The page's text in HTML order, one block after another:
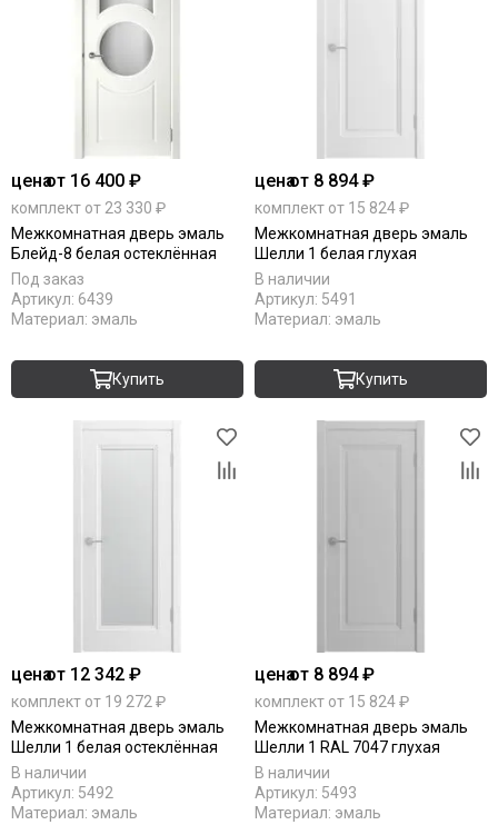
ценаот 16 400 ₽
комплект от 23 330 ₽
Межкомнатная дверь эмаль
Блейд-8 белая остеклённая
Под заказ
Артикул: 6439
Материал: эмаль
Купить
ценаот 8 894 ₽
комплект от 15 824 ₽
Межкомнатная дверь эмаль
Шелли 1 белая глухая
В наличии
Артикул: 5491
Материал: эмаль
Купить
ценаот 12 342 ₽
комплект от 19 272 ₽
Межкомнатная дверь эмаль
Шелли 1 белая остеклённая
В наличии
Артикул: 5492
Материал: эмаль
ценаот 8 894 ₽
комплект от 15 824 ₽
Межкомнатная дверь эмаль
Шелли 1 RAL 7047 глухая
В наличии
Артикул: 5493
Материал: эмаль